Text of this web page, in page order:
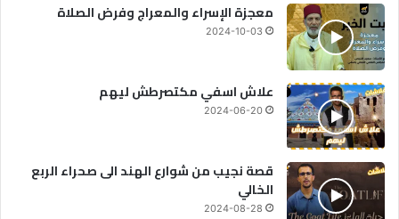
معجزة الإسراء والمعراج وفرض الصلاة
2024-10-03
علاش اسفي مكتصرطش ليهم
2024-06-20
قصة نجيب من شوارع الهند الى صحراء الربع
الخالي
2024-08-28